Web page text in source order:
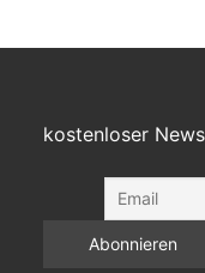
kostenloser